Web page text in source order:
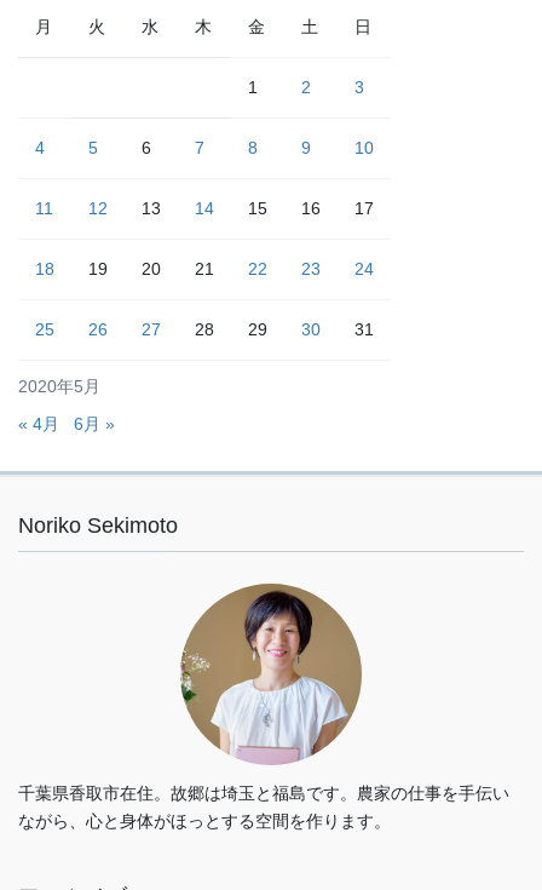
2020年5月
月 火 水 木 金 土 日
1 2 3
4 5 6 7 8 9 10
11 12 13 14 15 16 17
18 19 20 21 22 23 24
25 26 27 28 29 30 31
« 4月 6月 »
Noriko Sekimoto
千葉県香取市在住。故郷は埼玉と福島です。農家の仕事を手伝い
ながら、心と身体がほっとする空間を作ります。